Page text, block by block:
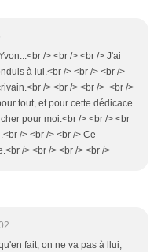
/> <br /> <br /> J'ai
à lui.<br /> <br /> <br />
/> <br /> <br /> <br />
tout, et pour cette dédicace
pour moi.<br /> <br /> <br
/> <br /> <br /> Ce
/> <br /> <br /> <br />
fait, on ne va pas à llui,